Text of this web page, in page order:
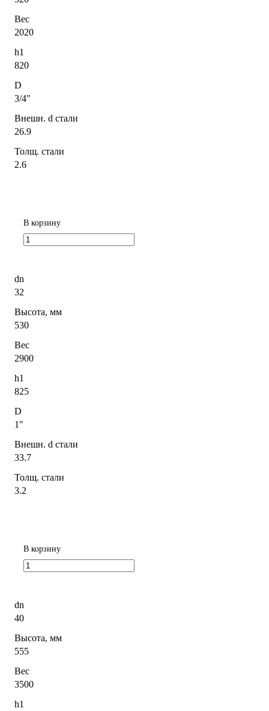
Вес
2020
h1
820
D
3/4"
Внешн. d стали
26.9
Толщ. стали
2.6
В корзину
dn
32
Высота, мм
530
Вес
2900
h1
825
D
1"
Внешн. d стали
33.7
Толщ. стали
3.2
В корзину
dn
40
Высота, мм
555
Вес
3500
h1